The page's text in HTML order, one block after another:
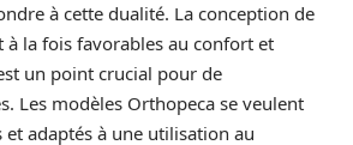
à cette dualité. La conception de
à la fois favorables au confort et
un point crucial pour de
Les modèles Orthopeca se veulent
adaptés à une utilisation au